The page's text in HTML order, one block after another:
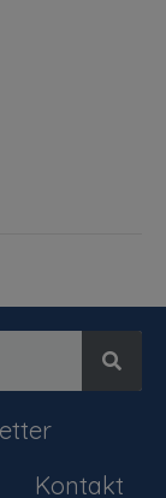
Kontakt